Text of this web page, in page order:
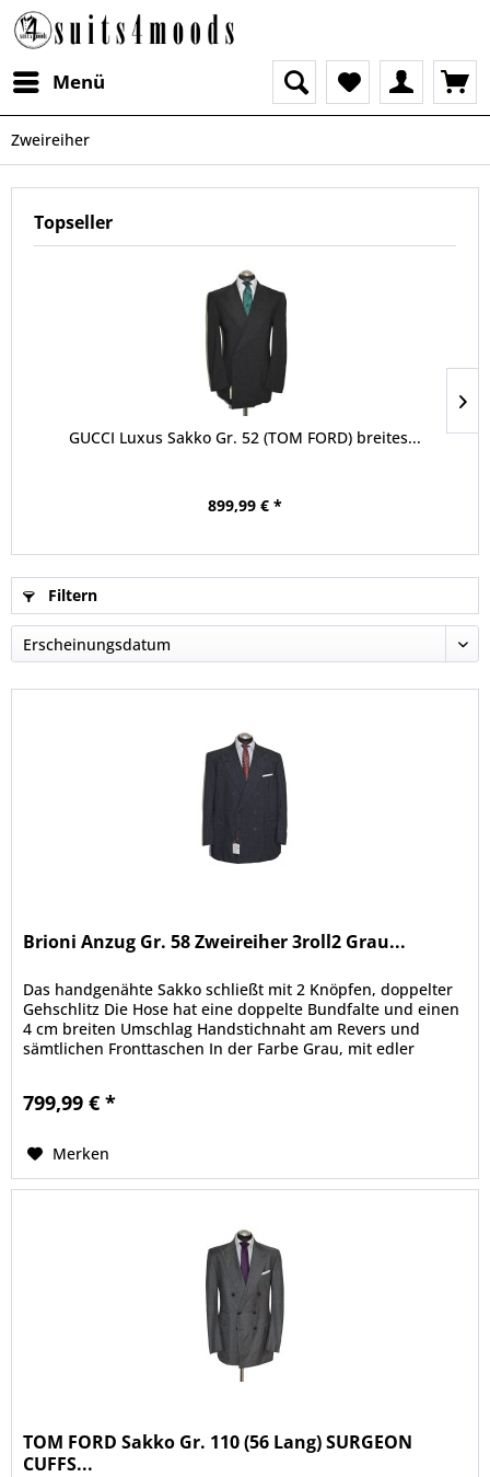
Menü
Zweireiher
Topseller
GUCCI Luxus Sakko Gr. 52 (TOM FORD) breites...
899,99 € *
Filtern
Brioni Anzug Gr. 58 Zweireiher 3roll2 Grau...
Das handgenähte Sakko schließt mit 2 Knöpfen, doppelter
Gehschlitz Die Hose hat eine doppelte Bundfalte und einen
4 cm breiten Umschlag Handstichnaht am Revers und
sämtlichen Fronttaschen In der Farbe Grau, mit edler
799,99 € *
Merken
TOM FORD Sakko Gr. 110 (56 Lang) SURGEON
CUFFS...